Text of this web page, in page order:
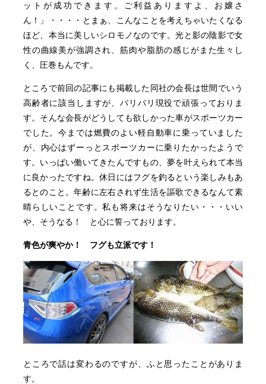
ットが成功できます。ご利益ありますよ、お嬢さ
ん！」・・・・とまぁ、こんなことを考えちゃいたくなる
ほど、本当に美しいシロモノなのです。光と影の陰影で女
性の曲線美が強調され、筋肉や脂肪の感じがまた生々し
く、圧巻もんです。
ところで前回の記事にも掲載した同社の会長は世間でいう
高齢者に該当しますが、バリバリ現役で頑張っておりま
す。そんな会長がどうしても欲しかった車がスポーツカー
でした。今までは燃費のよい軽自動車に乗っていました
が、内心はずーっとスポーツカーに乗りたかったようで
す。いっぱい働いてきたんですもの、夢を叶えられて本当
に良かったですね。休日にはフグを釣るという楽しみもあ
るとのこと。年齢に左右されず生活を謳歌できるなんて素
晴らしいことです。私も将来はそうなりたい・・・いい
や、そうなる！ と心に誓っております。
青色が爽やか！ フグも立派です！
ところで話は変わるのですが、ふと思ったことがありま
す。